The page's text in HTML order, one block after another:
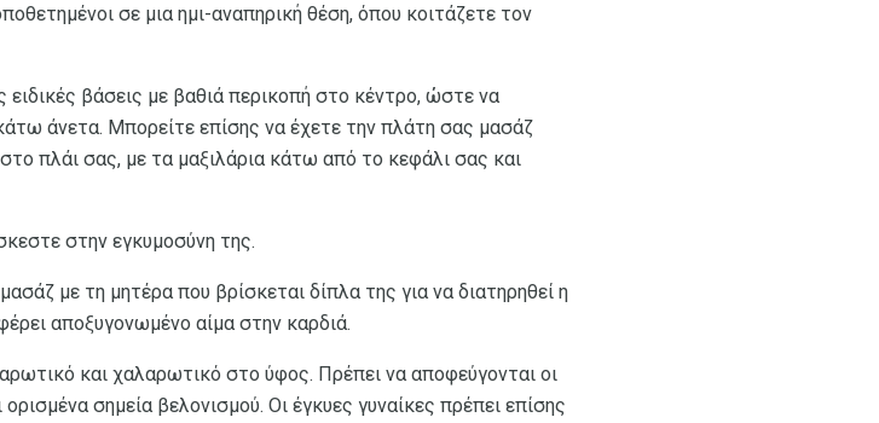
σε μια ημι-αναπηρική θέση, όπου κοιτάζετε τον
βάσεις με βαθιά περικοπή στο κέντρο, ώστε να
άνετα. Μπορείτε επίσης να έχετε την πλάτη σας μασάζ
πλάι σας, με τα μαξιλάρια κάτω από το κεφάλι σας και
στην εγκυμοσύνη της.
με τη μητέρα που βρίσκεται δίπλα της για να διατηρηθεί η
αποξυγονωμένο αίμα στην καρδιά.
και χαλαρωτικό στο ύφος. Πρέπει να αποφεύγονται οι
σημεία βελονισμού. Οι έγκυες γυναίκες πρέπει επίσης